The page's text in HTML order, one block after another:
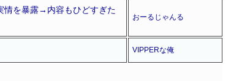
情を暴露→内容もひどすぎた
おーるじゃんる
VIPPERな俺